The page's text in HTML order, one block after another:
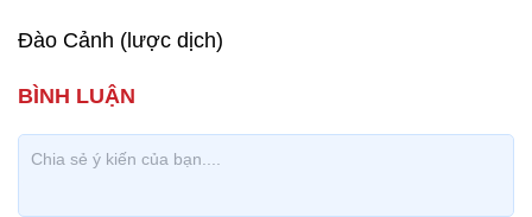
Đào Cảnh (lược dịch)